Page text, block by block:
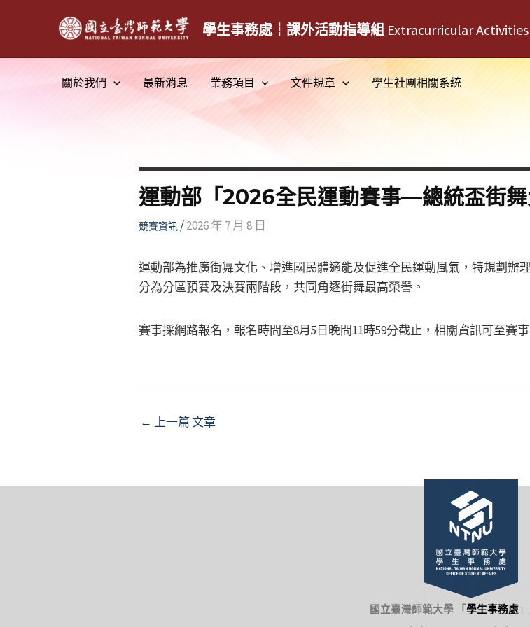
學生事務處┆課外活動指導組 Extracurricular Activities
關於我們 最新消息 業務項目 文件規章 學生社團相關系統
運動部「2026全民運動賽事—總統盃街舞
競賽資訊/2026 年 7 月 8 日
運動部為推廣街舞文化、增進國民體適能及促進全民運動風氣，特規劃辦
分為分區預賽及決賽兩階段，共同角逐街舞最高榮譽。
賽事採網路報名，報名時間至8月5日晚間11時59分截止，相關資訊可至賽
Post
← 上一篇 文章
國立臺灣師範大學 「 學生事務處 」